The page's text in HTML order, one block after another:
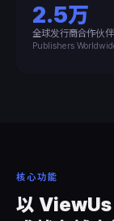
2.5万
全球发行商合作伙伴
Publishers
核心功能
以